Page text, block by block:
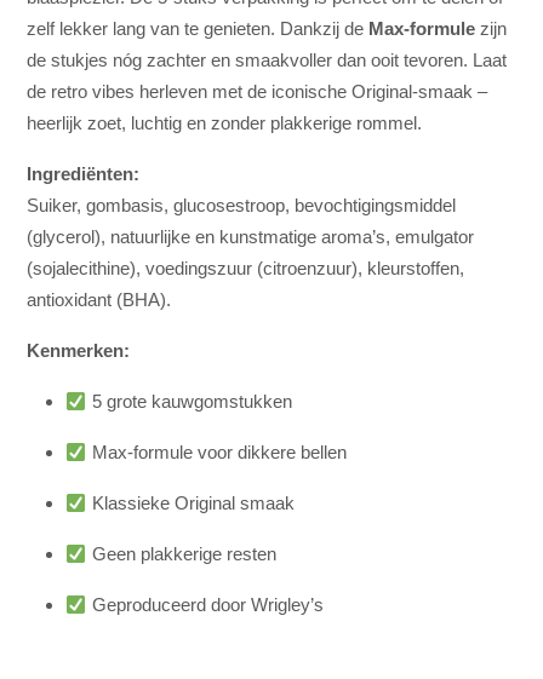
zelf lekker lang van te genieten. Dankzij de Max-formule zijn
de stukjes nóg zachter en smaakvoller dan ooit tevoren. Laat
de retro vibes herleven met de iconische Original-smaak –
heerlijk zoet, luchtig en zonder plakkerige rommel.
Ingrediënten:
Suiker, gombasis, glucosestroop, bevochtigingsmiddel
(glycerol), natuurlijke en kunstmatige aroma’s, emulgator
(sojalecithine), voedingszuur (citroenzuur), kleurstoffen,
antioxidant (BHA).
Kenmerken:
5 grote kauwgomstukken
Max-formule voor dikkere bellen
Klassieke Original smaak
Geen plakkerige resten
Geproduceerd door Wrigley’s